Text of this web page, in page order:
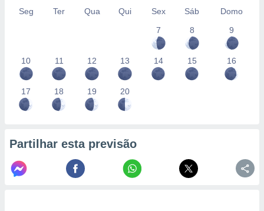
Seg Ter Qua Qui Sex Sáb
Domo
7
8 9
10 11 12 13 14 15 16
17 18 19 20
Partilhar esta previsão